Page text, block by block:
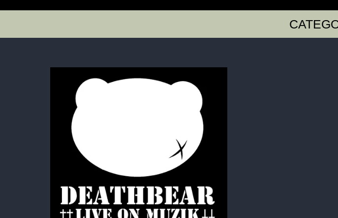
T-SHIRTS LONG SLEEVE T FOODIE・SHIRTS BAG・BELT・